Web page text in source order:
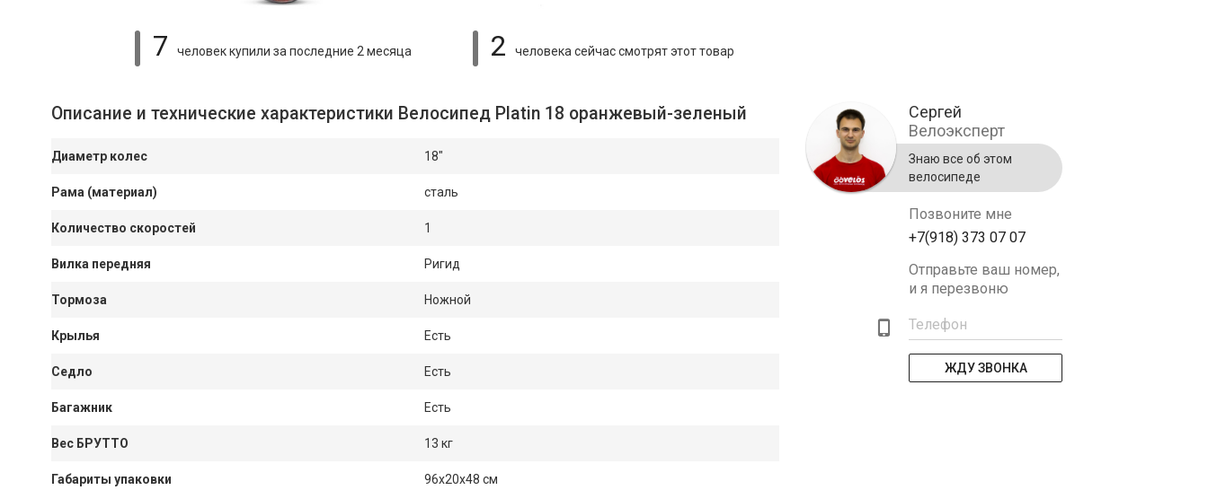
7 человек купили за последние 2 месяца 2 человека сейчас смотрятэтот товар
Описание и технические характеристики Велосипед Platin 18 оранжевый-зеленый
Диаметр колес 18"
Рама (материал) сталь
Количество скоростей 1
Вилка передняя Ригид
Тормоза Ножной
Крылья Есть
Седло Есть
Багажник Есть
Вес БРУТТО 13 кг
Габариты упаковки 96x20x48 см
Сергей
Велоэксперт
Знаю все об этом
велосипеде
Позвоните мне
+7(918) 373 07 07
Отправьте ваш номер,
и я перезвоню
Телефон
ЖДУ ЗВОНКА